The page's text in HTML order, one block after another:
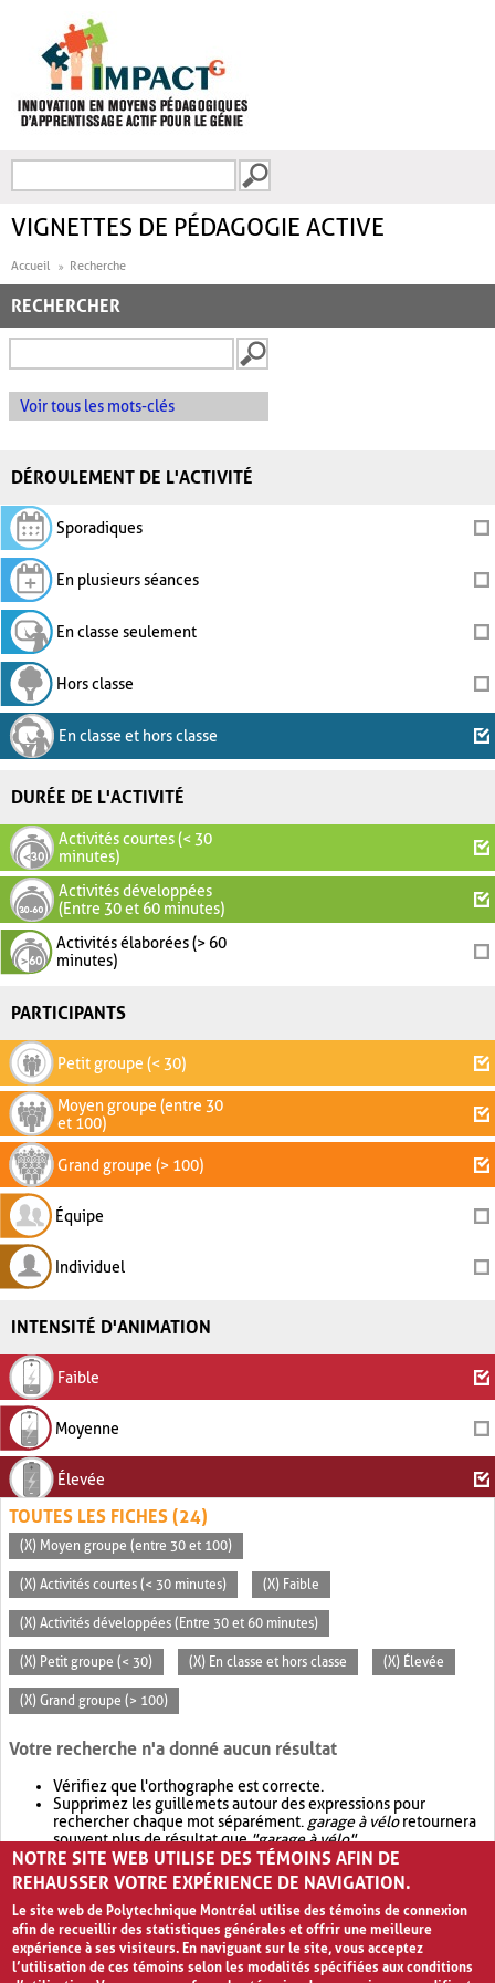
FORMULAIRE DE
VIGNETTES DE PÉDAGOGIE ACTIVE
Accueil Recherche
RECHERCHER
Voir tous les mots-clés
DÉROULEMENT DE L'ACTIVITÉ
Sporadiques
En plusieurs séances
En classe seulement
Hors classe
En classe et hors classe
DURÉE DE L'ACTIVITÉ
Activités courtes (< 30
minutes)
Activités développées
(Entre 30 et 60 minutes)
Activités élaborées (> 60
minutes)
PARTICIPANTS
Petit groupe (< 30)
Moyen groupe (entre 30
et 100)
Grand groupe (> 100)
Équipe
Individuel
INTENSITÉ D'ANIMATION
Faible
Moyenne
Élevée
TOUTES LES FICHES (24)
(X) Moyen groupe (entre 30 et 100)
(X) Activités courtes (< 30 minutes) (X) Faible
(X) Activités développées (Entre 30 et 60 minutes)
(X) Petit groupe (< 30) (X) En classe et hors classe (X) Élevée
(X) Grand groupe (> 100)
Votre recherche n'a donné aucun résultat
Vérifiez que l'orthographe est correcte.
Supprimez les guillemets autour des expressions pour
rechercher chaque mot séparément. garage à véloretournera
souvent plus de résultat que"garage à vélo".
Envisagez d'élargir votre recherche avec OR.garage OR vélo
retournera souvent plus de résultat quegarage à vélo
NOTRE SITE WEB UTILISE DES TÉMOINS AFIN DE
REHAUSSER VOTRE EXPÉRIENCE DE NAVIGATION.
Le site web de Polytechnique Montréal utilise des témoins de connexion
afin de recueillir des statistiques générales et offrir une meilleure
expérience à ses visiteurs. En naviguant sur le site, vous acceptez
l’utilisation de ces témoins selon les modalités spécifiées aux conditions